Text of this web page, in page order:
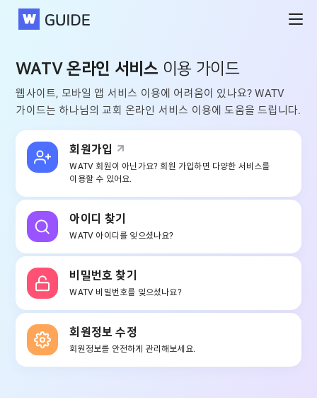
WATV
WATV 온라인 서비스 이용 가이드
웹사이트, 모바일 앱 서비스 이용에 어려움이 있나요? WATV
가이드는 하나님의 교회 온라인 서비스 이용에 도움을 드립니다.
회원가입
WATV 회원이 아닌가요? 회원 가입하면 다양한 서비스를
이용할 수 있어요.
아이디 찾기
WATV 아이디를 잊으셨나요?
비밀번호 찾기
WATV 비밀번호를 잊으셨나요?
회원정보 수정
회원정보를 안전하게 관리해보세요.